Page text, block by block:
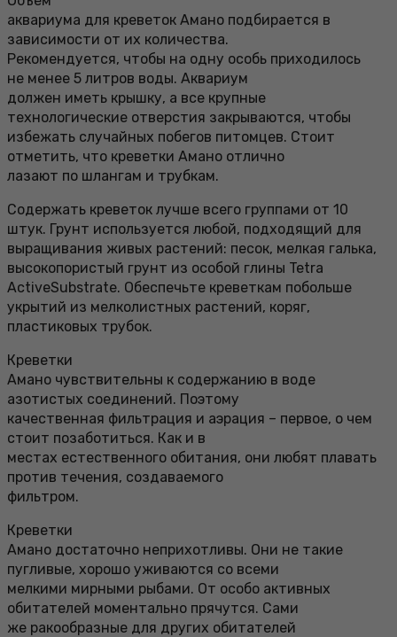
аквариума для креветок Амано подбирается в
зависимости от их количества.
Рекомендуется, чтобы на одну особь приходилось
не менее 5 литров воды. Аквариум
должен иметь крышку, а все крупные
технологические отверстия закрываются, чтобы
избежать случайных побегов питомцев. Стоит
отметить, что креветки Амано отлично
лазают по шлангам и трубкам.
Содержать креветок лучше всего группами от 10
штук. Грунт используется любой, подходящий для
выращивания живых растений: песок, мелкая галька,
высокопористый грунт из особой глины Tetra
ActiveSubstrate. Обеспечьте креветкам побольше
укрытий из мелколистных растений, коряг,
пластиковых трубок.
Креветки
Амано чувствительны к содержанию в воде
азотистых соединений. Поэтому
качественная фильтрация и аэрация – первое, о чем
стоит позаботиться. Как и в
местах естественного обитания, они любят плавать
против течения, создаваемого
фильтром.
Креветки
Амано достаточно неприхотливы. Они не такие
пугливые, хорошо уживаются со всеми
мелкими мирными рыбами. От особо активных
обитателей моментально прячутся. Сами
же ракообразные для других обитателей